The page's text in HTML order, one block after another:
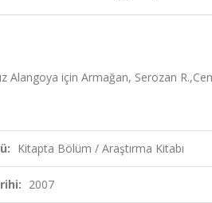
Alangoya için Armağan, Serozan
Kitapta Bölüm / Araştırma Kitabı
2007